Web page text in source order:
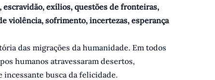
exílios, questões de fronteiras,
violência, sofrimento, incertezas, esperança
das migrações da humanidade. Em todos
humanos atravessaram desertos,
incessante busca da felicidade.